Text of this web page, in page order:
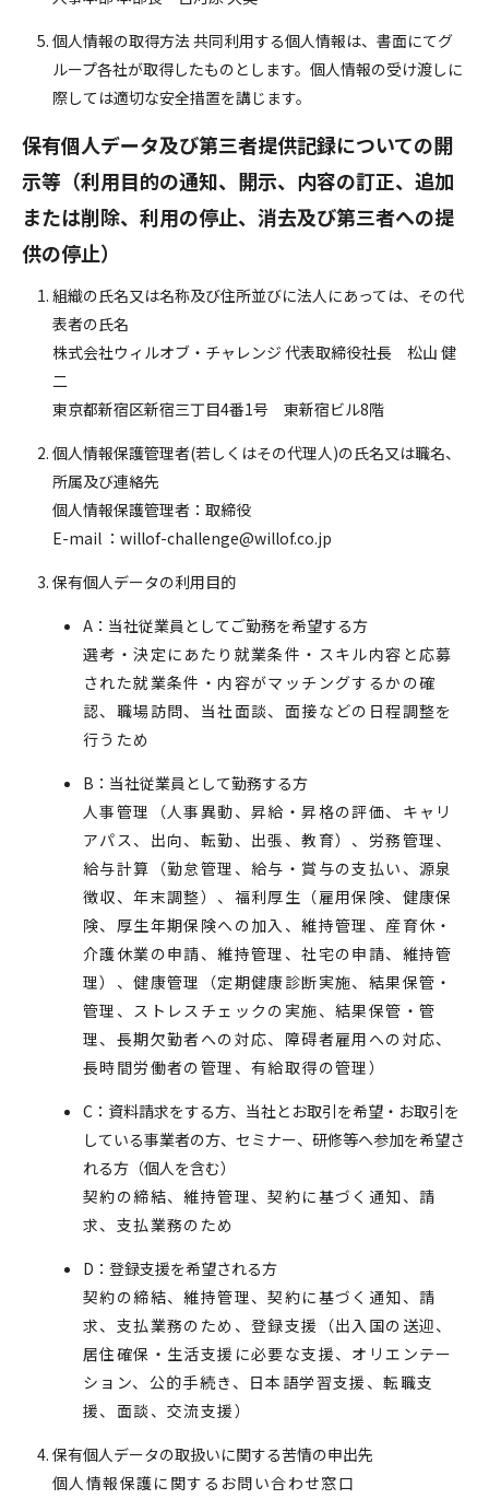
個人情報の取得方法 共同利用する個人情報は、書面にてグ
ループ各社が取得したものとします。個人情報の受け渡しに
際しては適切な安全措置を講じます。
保有個人データ及び第三者提供記録についての開
示等（利用目的の通知、開示、内容の訂正、追加
または削除、利用の停止、消去及び第三者への提
供の停止）
組織の氏名又は名称及び住所並びに法人にあっては、その代
表者の氏名
株式会社ウィルオブ・チャレンジ 代表取締役社長 松山 健
二
東京都新宿区新宿三丁目4番1号 東新宿ビル8階
個人情報保護管理者(若しくはその代理人)の氏名又は職名、
所属及び連絡先
個人情報保護管理者：取締役
E-mail ：willof-challenge@willof.co.jp
保有個人データの利用目的
A：当社従業員としてご勤務を希望する方
選考・決定にあたり就業条件・スキル内容と応募
された就業条件・内容がマッチングするかの確
認、職場訪問、当社面談、面接などの日程調整を
行うため
B：当社従業員として勤務する方
人事管理（人事異動、昇給・昇格の評価、キャリ
アパス、出向、転勤、出張、教育）、労務管理、
給与計算（勤怠管理、給与・賞与の支払い、源泉
徴収、年末調整）、福利厚生（雇用保険、健康保
険、厚生年期保険への加入、維持管理、産育休・
介護休業の申請、維持管理、社宅の申請、維持管
理）、健康管理（定期健康診断実施、結果保管・
管理、ストレスチェックの実施、結果保管・管
理、長期欠勤者への対応、障碍者雇用への対応、
長時間労働者の管理、有給取得の管理）
C：資料請求をする方、当社とお取引を希望・お取引を
している事業者の方、セミナー、研修等へ参加を希望さ
れる方（個人を含む）
契約の締結、維持管理、契約に基づく通知、請
求、支払業務のため
D：登録支援を希望される方
契約の締結、維持管理、契約に基づく通知、請
求、支払業務のため、登録支援（出入国の送迎、
居住確保・生活支援に必要な支援、オリエンテー
ション、公的手続き、日本語学習支援、転職支
援、面談、交流支援）
保有個人データの取扱いに関する苦情の申出先
個人情報保護に関するお問い合わせ窓口